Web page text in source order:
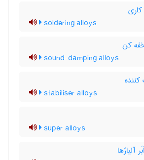
soldering alloys
کن
sound-damping alloys
کننده
stabiliser alloys
super alloys
آلیاژها